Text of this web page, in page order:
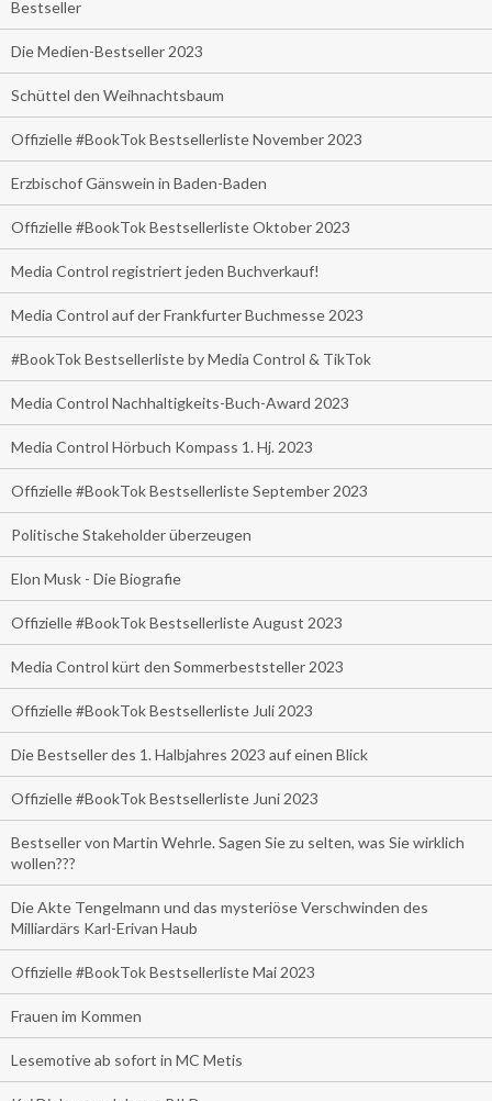
Bestseller
Die Medien-Bestseller 2023
Schüttel den Weihnachtsbaum
Offizielle #BookTok Bestsellerliste November 2023
Erzbischof Gänswein in Baden-Baden
Offizielle #BookTok Bestsellerliste Oktober 2023
Media Control registriert jeden Buchverkauf!
Media Control auf der Frankfurter Buchmesse 2023
#BookTok Bestsellerliste by Media Control & TikTok
Media Control Nachhaltigkeits-Buch-Award 2023
Media Control Hörbuch Kompass 1. Hj. 2023
Offizielle #BookTok Bestsellerliste September 2023
Politische Stakeholder überzeugen
Elon Musk - Die Biografie
Offizielle #BookTok Bestsellerliste August 2023
Media Control kürt den Sommerbeststeller 2023
Offizielle #BookTok Bestsellerliste Juli 2023
Die Bestseller des 1. Halbjahres 2023 auf einen Blick
Offizielle #BookTok Bestsellerliste Juni 2023
Bestseller von Martin Wehrle. Sagen Sie zu selten, was Sie wirklich
wollen???
Die Akte Tengelmann und das mysteriöse Verschwinden des
Milliardärs Karl-Erivan Haub
Offizielle #BookTok Bestsellerliste Mai 2023
Frauen im Kommen
Lesemotive ab sofort in MC Metis